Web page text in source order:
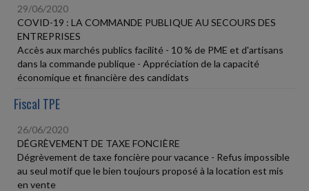
29/06/2020
COVID-19 : LA COMMANDE PUBLIQUE AU SECOURS DES
ENTREPRISES
Accès aux marchés publics facilité - 10 % de PME et d'artisans
dans la commande publique - Appréciation de la capacité
économique et financière des candidats
Fiscal TPE
26/06/2020
DÉGRÈVEMENT DE TAXE FONCIÈRE
Dégrèvement de taxe foncière pour vacance - Refus impossible
au seul motif que le bien toujours proposé à la location est mis
en vente